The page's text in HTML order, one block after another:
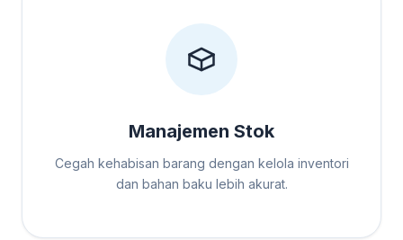
Manajemen Stok
Cegah kehabisan barang dengan kelola inventori
dan bahan baku lebih akurat.